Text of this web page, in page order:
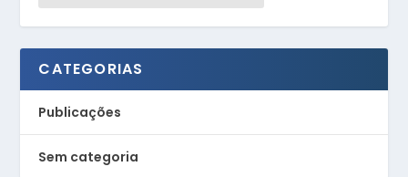
CATEGORIAS
Publicações
Sem categoria